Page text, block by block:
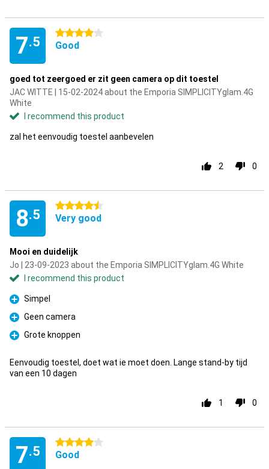
7.5
4 stars
Good
goed tot zeergoed er zit geen camera op dit toestel
JAC WITTE | 15-02-2024 about the Emporia SIMPLICITYglam.4G
White
I recommend this product
zal het eenvoudig toestel aanbevelen
2 0
8.5
4.5 stars
Very good
Mooi en duidelijk
Jo | 23-09-2023 about the Emporia SIMPLICITYglam.4G White
I recommend this product
Pro
Simpel
Pro
Geen camera
Pro
Grote knoppen
Eenvoudig toestel, doet wat ie moet doen. Lange stand-by tijd
van een 10 dagen
1 0
7.5
4 stars
Good